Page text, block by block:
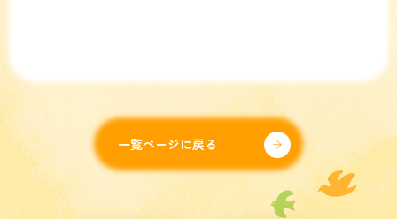
一覧ページに戻る